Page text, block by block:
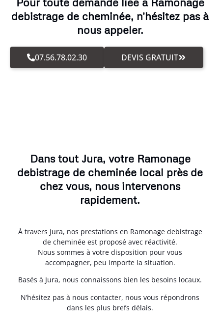
debistrage de cheminée, n'hésitez pas à
nous appeler.
07.56.78.02.30 DEVIS GRATUIT
Dans tout Jura, votre Ramonage
debistrage de cheminée local près de
chez vous, nous intervenons
rapidement.
À travers Jura, nos prestations en Ramonage debistrage
de cheminée est proposé avec réactivité.
Nous sommes à votre disposition pour vous
accompagner, peu importe la situation.
Basés à Jura, nous connaissons bien les besoins locaux.
N’hésitez pas à nous contacter, nous vous répondrons
dans les plus brefs délais.